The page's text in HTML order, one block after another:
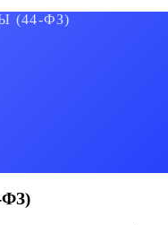
(44-ФЗ)
ФЗ)